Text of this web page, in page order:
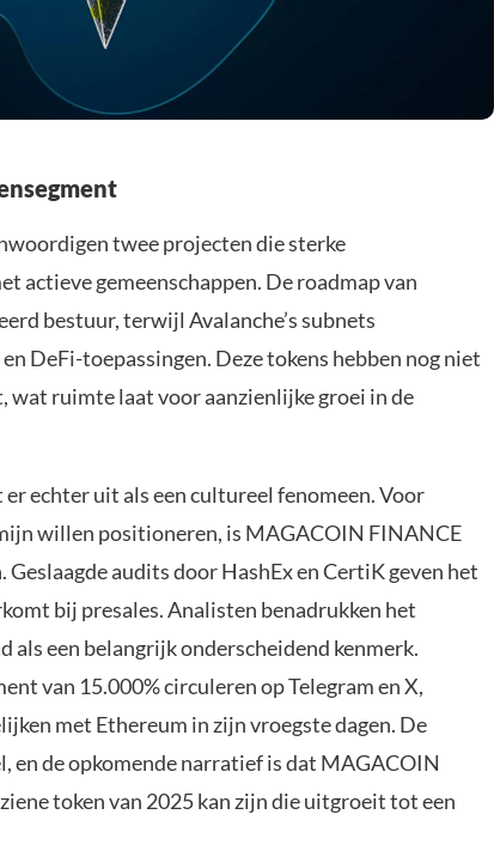
twee projecten die sterke
actieve gemeenschappen. De roadmap van
bestuur, terwijl Avalanche’s subnets
DeFi-toepassingen. Deze tokens hebben nog niet
wat ruimte laat voor aanzienlijke groei in de
echter uit als een cultureel fenomeen. Voor
willen positioneren, is MAGACOIN FINANCE
audits door HashEx en CertiK geven het
bij presales. Analisten benadrukken het
een belangrijk onderscheidend kenmerk.
van 15.000% circuleren op Telegram en X,
met Ethereum in zijn vroegste dagen. De
en de opkomende narratief is dat MAGACOIN
token van 2025 kan zijn die uitgroeit tot een